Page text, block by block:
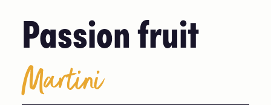
Passion fruit
Martini